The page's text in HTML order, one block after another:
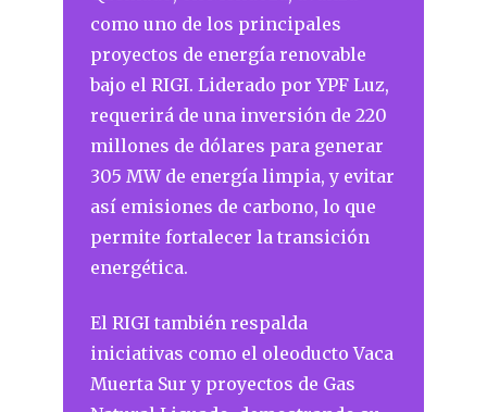
como uno de los principales
proyectos de energía renovable
bajo el RIGI. Liderado por YPF Luz,
requerirá de una inversión de 220
millones de dólares para generar
305 MW de energía limpia, y evitar
así emisiones de carbono, lo que
permite fortalecer la transición
energética.
El RIGI también respalda
iniciativas como el oleoducto Vaca
Muerta Sur y proyectos de Gas